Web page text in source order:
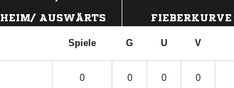
HEIM/ AUSWÄRTS FIEBERKURVE
Spiele G U V
0 0 0 0